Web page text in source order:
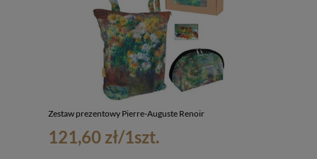
Zestaw prezentowy Pierre-Auguste Renoir
121,60 zł/1szt.